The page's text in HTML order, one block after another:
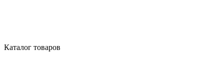
Каталог товаров